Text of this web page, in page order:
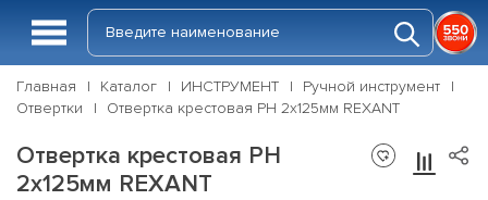
Главная Каталог ИНСТРУМЕНТ
Ручной инструмент
Отвертки
Отвертка крестовая PH 2х125мм REXANT
Отвертка крестовая PH
2х125мм REXANT